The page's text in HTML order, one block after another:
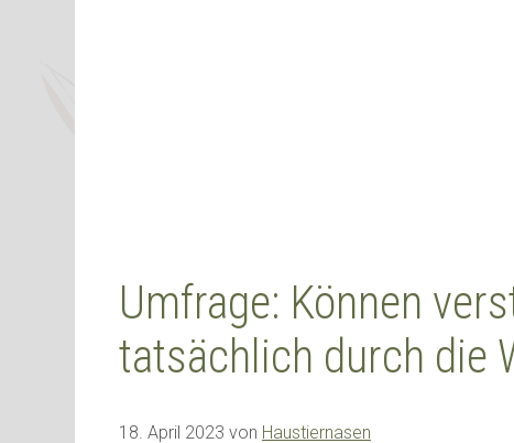
Umfrage: Können
tatsächlich durch die
18. April 2023 von Haustiernasen